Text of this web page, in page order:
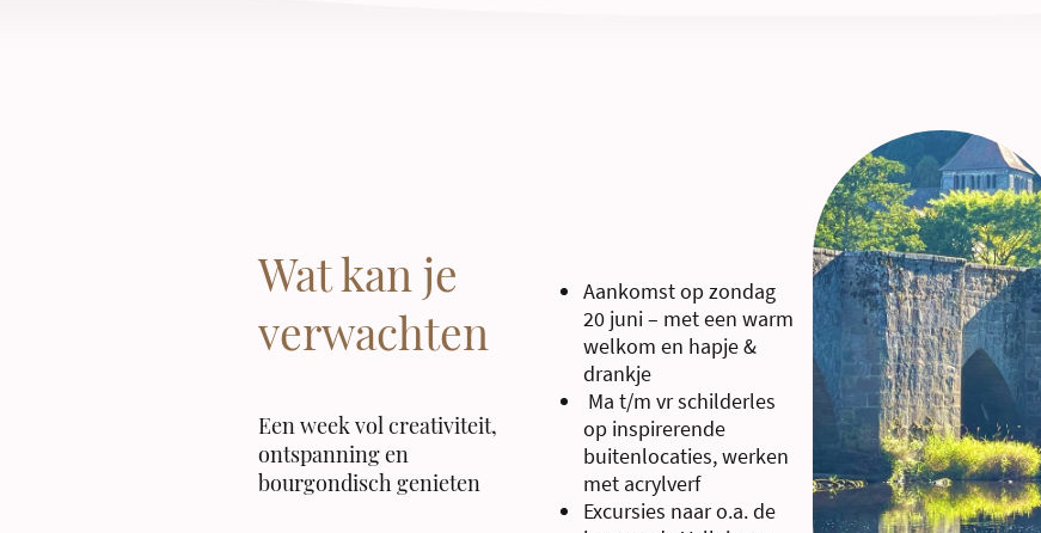
Wat kan je
verwachten
Een week vol creativiteit,
ontspanning en
bourgondisch genieten
Aankomst op zondag
20 juni – met een warm
welkom en hapje &
drankje
Ma t/m vr schilderles
op inspirerende
buitenlocaties, werken
met acrylverf
Excursies naar o.a. de